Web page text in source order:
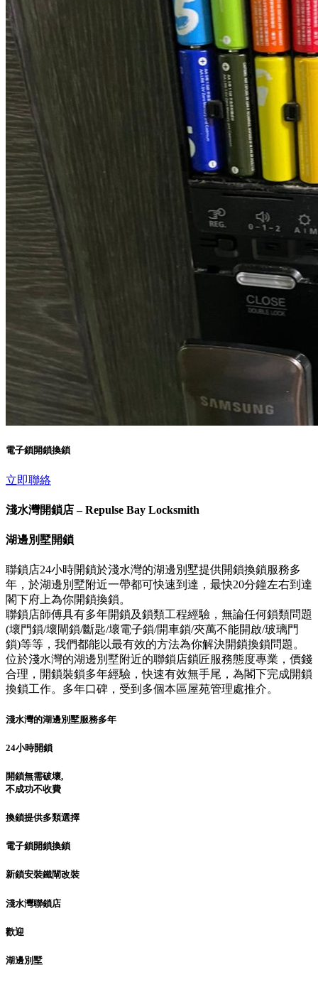
電子鎖開鎖換鎖
立即聯絡
淺水灣開鎖店 – Repulse Bay Locksmith
湖邊別墅開鎖
聯鎖店24小時開鎖於淺水灣的湖邊別墅提供開鎖換鎖服務多
年，於湖邊別墅附近一帶都可快速到達，最快20分鐘左右到達
閣下府上為你開鎖換鎖。
聯鎖店師傅具有多年開鎖及鎖類工程經驗，無論任何鎖類問題
(壞門鎖/壞閘鎖/斷匙/壞電子鎖/開車鎖/夾萬不能開啟/玻璃門
鎖)等等，我們都能以最有效的方法為你解決開鎖換鎖問題。
位於淺水灣的湖邊別墅附近的聯鎖店鎖匠服務態度專業，價錢
合理，開鎖裝鎖多年經驗，快速有效無手尾，為閣下完成開鎖
換鎖工作。多年口碑，受到多個本區屋苑管理處推介。
淺水灣的湖邊別墅服務多年
24小時開鎖
開鎖無需破壞,
不成功不收費
換鎖提供多類選擇
電子鎖開鎖換鎖
新鎖安裝鐵閘改裝
淺水灣聯鎖店
歡迎
湖邊別墅